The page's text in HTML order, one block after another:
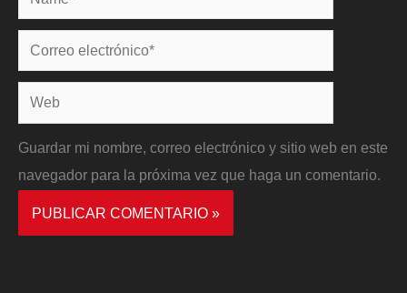
Correo
electrónico*
Web
Guardar mi nombre, correo electrónico y sitio web en este
navegador para la próxima vez que haga un comentario.